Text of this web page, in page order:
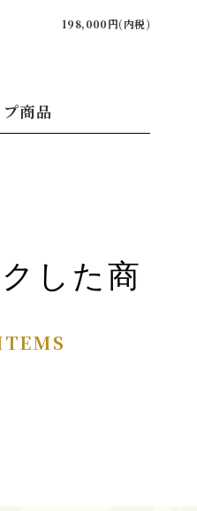
198,000円(内税)
商品
した商